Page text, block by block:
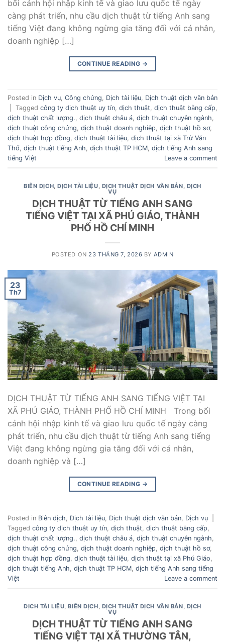
bối cảnh hội nhập kinh tế và giao lưu quốc tế ngày
càng phát triển, nhu cầu dịch thuật từ tiếng Anh sang
tiếng Việt đang không ngừng gia tăng đối với cá nhân,
doanh nghiệp […]
CONTINUE READING →
Posted in Dịch vụ, Công chứng, Dịch tài liệu, Dịch thuật dịch văn bản
Tagged công ty dịch thuật uy tín, dịch thuật, dịch thuật bằng cấp,
dịch thuật chất lượng., dịch thuật châu á, dịch thuật chuyên ngành,
dịch thuật công chứng, dịch thuật doanh nghiệp, dịch thuật hồ sơ,
dịch thuật hợp đồng, dịch thuật tài liệu, dịch thuật tại xã Trừ Văn
Thố, dịch thuật tiếng Anh, dịch thuật TP HCM, dịch tiếng Anh sang
tiếng Việt
Leave a comment
BIÊN DỊCH,DỊCH TÀI LIỆU, DỊCH THUẬT DỊCH VĂN BẢN, DỊCH
VỤ
DỊCH THUẬT TỪ TIẾNG ANH SANG
TIẾNG VIỆT TẠI XÃ PHÚ GIÁO, THÀNH
PHỐ HỒ CHÍ MINH
POSTED ON 23 THÁNG 7, 2026 BY ADMIN
23
Th7
DỊCH THUẬT TỪ TIẾNG ANH SANG TIẾNG VIỆT TẠI
XÃ PHÚ GIÁO, THÀNH PHỐ HỒ CHÍ MINH Trong bối
cảnh hội nhập kinh tế và giao lưu quốc tế ngày càng
phát triển, nhu cầu dịch thuật từ tiếng Anh sang tiếng
Việt đang không ngừng gia tăng đối với cá nhân,
doanh nghiệp và […]
CONTINUE READING →
Posted in Biên dịch, Dịch tài liệu, Dịch thuật dịch văn bản, Dịch vụ
Tagged công ty dịch thuật uy tín, dịch thuật, dịch thuật bằng cấp,
dịch thuật chất lượng., dịch thuật châu á, dịch thuật chuyên ngành,
dịch thuật công chứng, dịch thuật doanh nghiệp, dịch thuật hồ sơ,
dịch thuật hợp đồng, dịch thuật tài liệu, dịch thuật tại xã Phú Giáo,
dịch thuật tiếng Anh, dịch thuật TP HCM, dịch tiếng Anh sang tiếng
Việt
Leave a comment
DỊCH TÀI LIỆU,BIÊN DỊCH, DỊCH THUẬT DỊCH VĂN BẢN, DỊCH
VỤ
DỊCH THUẬT TỪ TIẾNG ANH SANG
TIẾNG VIỆT TẠI XÃ THƯỜNG TÂN,